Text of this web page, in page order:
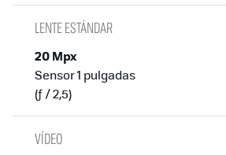
LENTE ESTÁNDAR
20 Mpx
Sensor 1 pulgadas
(ƒ / 2,5)
VÍDEO